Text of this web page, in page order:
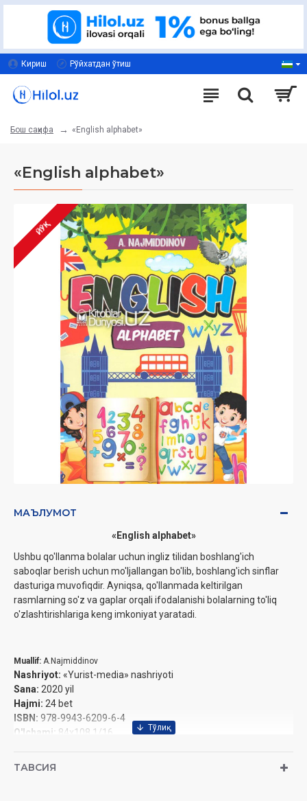
Кириш Рўйхатдан ўтиш
Бош саҳифа «English alphabet»
«English alphabet»
ЙЎҚ
МАЪЛУМОТ
«English alphabet»
Ushbu qo'llanma bolalar uchun ingliz tilidan boshlang'ich
saboqlar berish uchun mo'ljallangan bo'lib, boshlang'ich sinflar
dasturiga muvofiqdir. Ayniqsa, qo'llanmada keltirilgan
rasmlarning so'z va gaplar orqali ifodalanishi bolalarning to'liq
o'zlashtirishlariga keng imkoniyat yaratadi.
Muallif: A.Najmiddinov
Nashriyot: «Yurist-media» nashriyoti
Sanа: 2020 yil
Hajmi: 24 bet
ISBN: 978-9943-6209-6-4
O'lchami: 84x108 1/16
ТАВСИЯ